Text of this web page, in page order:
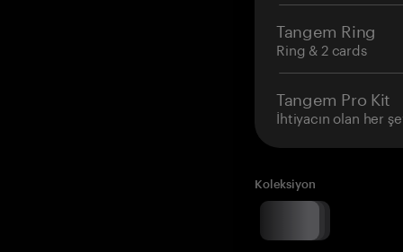
Tangem Ring
Ring & 2 cards
Tangem Pro Kit
İhtiyacın olan her
Koleksiyon